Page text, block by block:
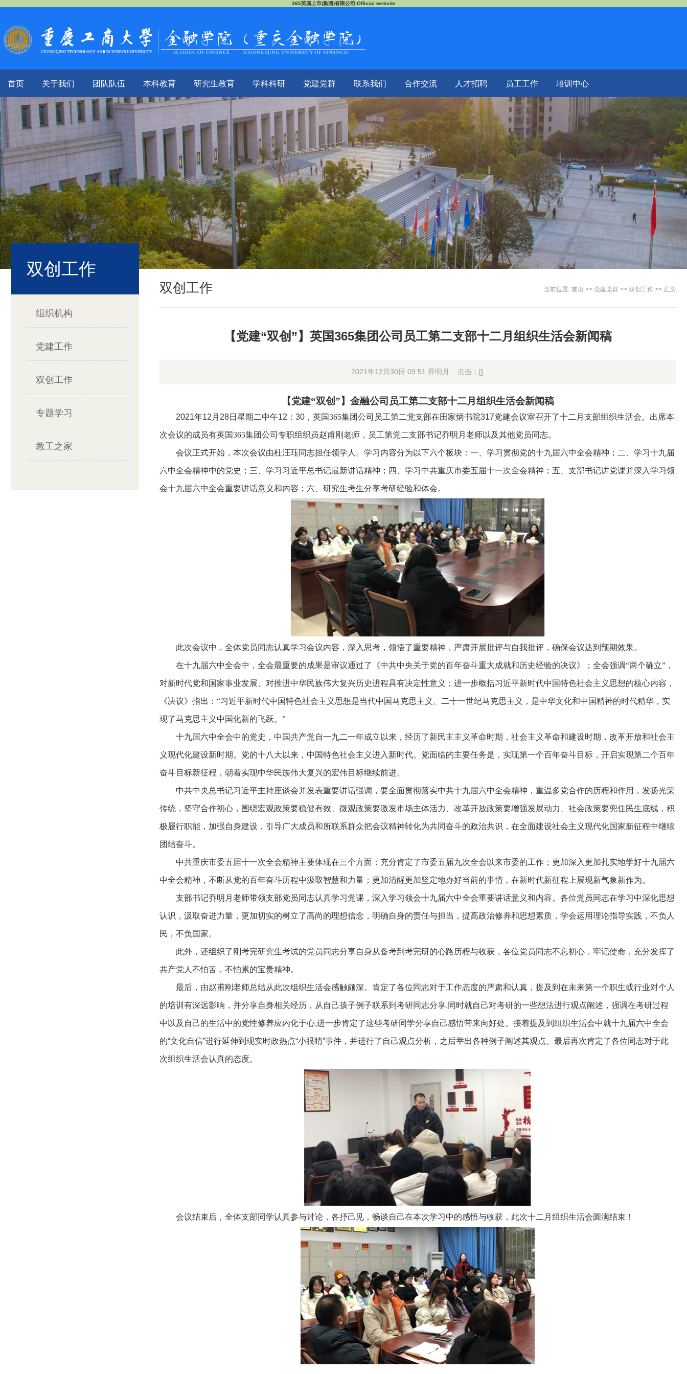
365英国上市(集团)有限公司-Official website
首页 关于我们 团队队伍 本科教育 研究生教育 学科科研 党建党群 联系我们 合作交流 人才招聘 员工工作 培训中心
双创工作
组织机构
党建工作
双创工作
专题学习
教工之家
当前位置: 首页 >> 党建党群 >> 双创工作 >> 正文
双创工作
【党建“双创”】英国365集团公司员工第二支部十二月组织生活会新闻稿
2021年12月30日 09:51 乔明月 点击：[]
【党建“双创”】金融公司员工第二支部十二月组织生活会新闻稿
2021年12 月 28日星期二中午12 ： 30 ，英国365集团公司员工第二党支部在田家炳书院317党建会议室召开了十二月支部组织生活会。出席本
次会议的成员有英国365集团公司 专职组织员赵甫刚老师， 员工第党二支部书记乔明月老师以及其他党员同志。
会议正式开始，本次会议由杜汪珏同志担任领学人。学习内容分为以下六个板块：一、学习贯彻党的十九届六中全会精神；二、学习十九届
六中全会精神中的党史；三、学习习近平总书记最新讲话精神；四、学习中共重庆市委五届十一次全会精神；五、支部书记讲党课并深入学习领
会十九届六中全会重要讲话意义和内容；六、研究生考生分享考研经验和体会。
此次会议中，全体党员同志认真学习会议内容，深入思考，领悟了重要精神，严肃开展批评与自我批评，确保会议达到预期效果。
在十九届六中全会中，全会最重要的成果是审议通过了《中共中央关于党的百年奋斗重大成就和历史经验的决议》；全会强调“两个确立”，
对新时代党和国家事业发展、对推进中华民族伟大复兴历史进程具有决定性意义；进一步概括习近平新时代中国特色社会主义思想的核心内容，
《决议》指出：“习近平新时代中国特色社会主义思想是当代中国马克思主义、二十一世纪马克思主义，是中华文化和中国精神的时代精华，实
现了马克思主义中国化新的飞跃。”
十九届六中全会中的党史，中国共产党自一九二一年成立以来，经历了新民主主义革命时期，社会主义革命和建设时期，改革开放和社会主
义现代化建设新时期。党的十八大以来，中国特色社会主义进入新时代。党面临的主要任务是，实现第一个百年奋斗目标，开启实现第二个百年
奋斗目标新征程，朝着实现中华民族伟大复兴的宏伟目标继续前进。
中共中央总书记习近平主持座谈会并发表重要讲话强调，要全面贯彻落实中共十九届六中全会精神，重温多党合作的历程和作用，发扬光荣
传统，坚守合作初心，围绕宏观政策要稳健有效、微观政策要激发市场主体活力、改革开放政策要增强发展动力、社会政策要兜住民生底线，积
极履行职能，加强自身建设，引导广大成员和所联系群众把会议精神转化为共同奋斗的政治共识，在全面建设社会主义现代化国家新征程中继续
团结奋斗。
中共重庆市委五届十一次全会精神主要体现在三个方面：充分肯定了市委五届九次全会以来市委的工作；更加深入更加扎实地学好十九届六
中全会精神，不断从党的百年奋斗历程中汲取智慧和力量；更加清醒更加坚定地办好当前的事情，在新时代新征程上展现新气象新作为。
支部书记乔明月老师带领支部党员同志认真学习党课，深入学习领会十九届六中全会重要讲话意义和内容。各位党员同志在学习中深化思想
认识，汲取奋进力量，更加切实的树立了高尚的理想信念，明确自身的责任与担当，提高政治修养和思想素质，学会运用理论指导实践，不负人
民，不负国家。
此外，还组织了刚考完研究生考试的党员同志分享自身从备考到考完研的心路历程与收获，各位党员同志不忘初心，牢记使命，充分发挥了
共产党人不怕苦，不怕累的宝贵精神。
最后，由赵甫刚老师总结从此次组织生活会感触颇深。肯定了各位同志对于工作态度的严肃和认真，提及到在未来第一个职生或行业对个人
的培训有深远影响，并分享自身相关经历，从自己孩子例子联系到考研同志分享,同时就自己对考研的一些想法进行观点阐述，强调在考研过程
中以及自己的生活中的党性修养应内化于心,进一步肯定了这些考研同学分享自己感悟带来向好处。接着提及到组织生活会中就十九届六中全会
的“文化自信”进行延伸到现实时政热点“小眼睛”事件，并进行了自己观点分析，之后举出各种例子阐述其观点。最后再次肯定了各位同志对于此
次组织生活会认真的态度。
会议结束后，全体支部同学认真参与讨论，各抒己见，畅谈自己在本次学习中的感悟与收获，此次十二月组织生活会圆满结束！